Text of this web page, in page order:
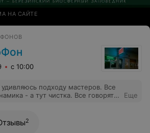
НА САЙТЕ
с 10:00
подходу мастеров. Все
- а тут чистка. Все говорят -
Спасибо за честность и
Masterphone.by.
моем 11 Айфоне за день.
Еще
2